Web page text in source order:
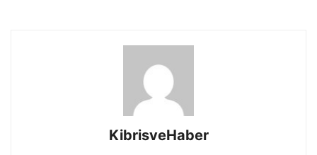
KibrisveHaber